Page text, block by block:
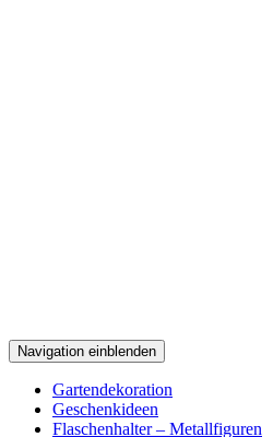
Navigation einblenden
Gartendekoration
Geschenkideen
Flaschenhalter – Metallfiguren